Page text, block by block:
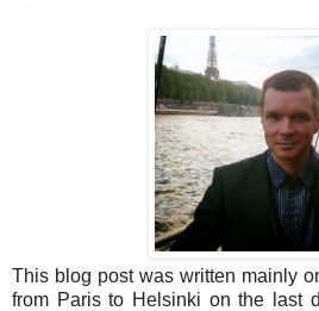
This blog post was written mainly
from Paris to Helsinki on the last